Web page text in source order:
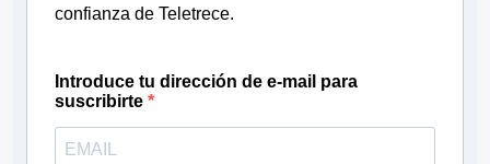
confianza de Teletrece.
Introduce tu dirección de e-mail para
suscribirte